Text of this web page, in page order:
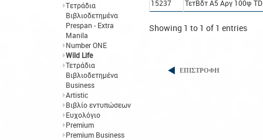
Tετράδια
Βιβλιοδετημένα
Prespan - Extra
Manila
Number ONE
Wild Life
Τετράδια
Βιβλιοδετημένα
Business
Artistic
Βιβλίο εντυπώσεων
Ευχολόγιο
Premium
Premium Business
15237
ΤετΒδτ A5 Αργ 100φ
Showing 1 to 1 of 1 entries
ΕΠΙΣΤΡΟΦΗ